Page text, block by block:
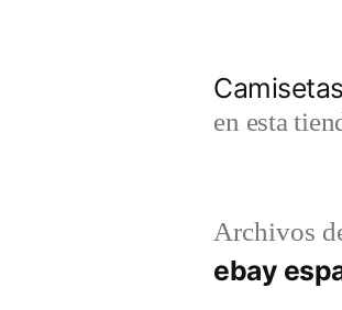
en esta
Archivos
ebay